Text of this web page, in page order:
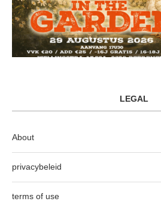
LEGAL
About
privacybeleid
terms of use